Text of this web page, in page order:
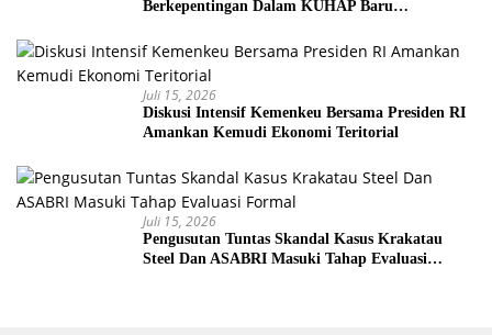
Berkepentingan Dalam KUHAP Baru
Juli 15, 2026
Diskusi Intensif Kemenkeu Bersama Presiden RI
Amankan Kemudi Ekonomi Teritorial
Juli 15, 2026
Pengusutan Tuntas Skandal Kasus Krakatau
Steel Dan ASABRI Masuki Tahap Evaluasi